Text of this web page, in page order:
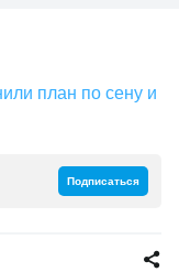
план по сену и
Подписаться